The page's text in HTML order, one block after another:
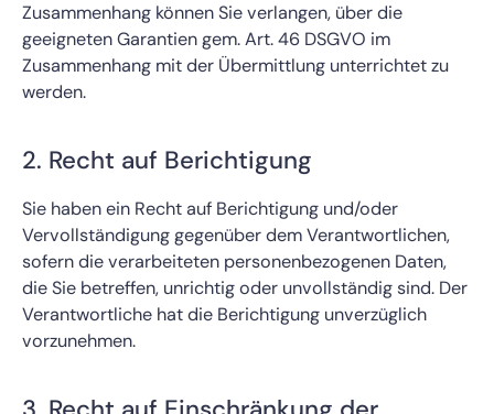
Zusammenhang können Sie verlangen, über die
geeigneten Garantien gem. Art. 46 DSGVO im
Zusammenhang mit der Übermittlung unterrichtet zu
werden.
2. Recht auf Berichtigung
Sie haben ein Recht auf Berichtigung und/oder
Vervollständigung gegenüber dem Verantwortlichen,
sofern die verarbeiteten personenbezogenen Daten,
die Sie betreffen, unrichtig oder unvollständig sind. Der
Verantwortliche hat die Berichtigung unverzüglich
vorzunehmen.